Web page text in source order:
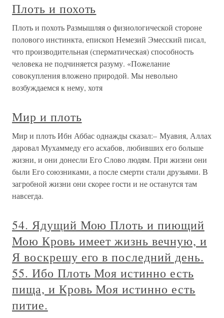
Плоть и похоть
Плоть и похоть Размышляя о физиологической стороне
полового инстинкта, епископ Немезий Эмесский писал,
что производительная (сперматическая) способность
человека не подчиняется разуму. «Пожелание
совокупления вложено природой. Мы невольно
возбуждаемся к нему, хотя
Мир и плоть
Мир и плоть Ибн Аббас однажды сказал:– Муавия, Аллах
даровал Мухаммеду его асхабов, любивших его больше
жизни, и они донесли Его Слово людям. При жизни они
были Его союзниками, а после смерти стали друзьями. В
загробной жизни они скорее гости и не останутся там
навсегда.
54. Ядущий Мою Плоть и пиющий
Мою Кровь имеет жизнь вечную, и
Я воскрешу его в последний день.
55. Ибо Плоть Моя истинно есть
пища, и Кровь Моя истинно есть
питие.